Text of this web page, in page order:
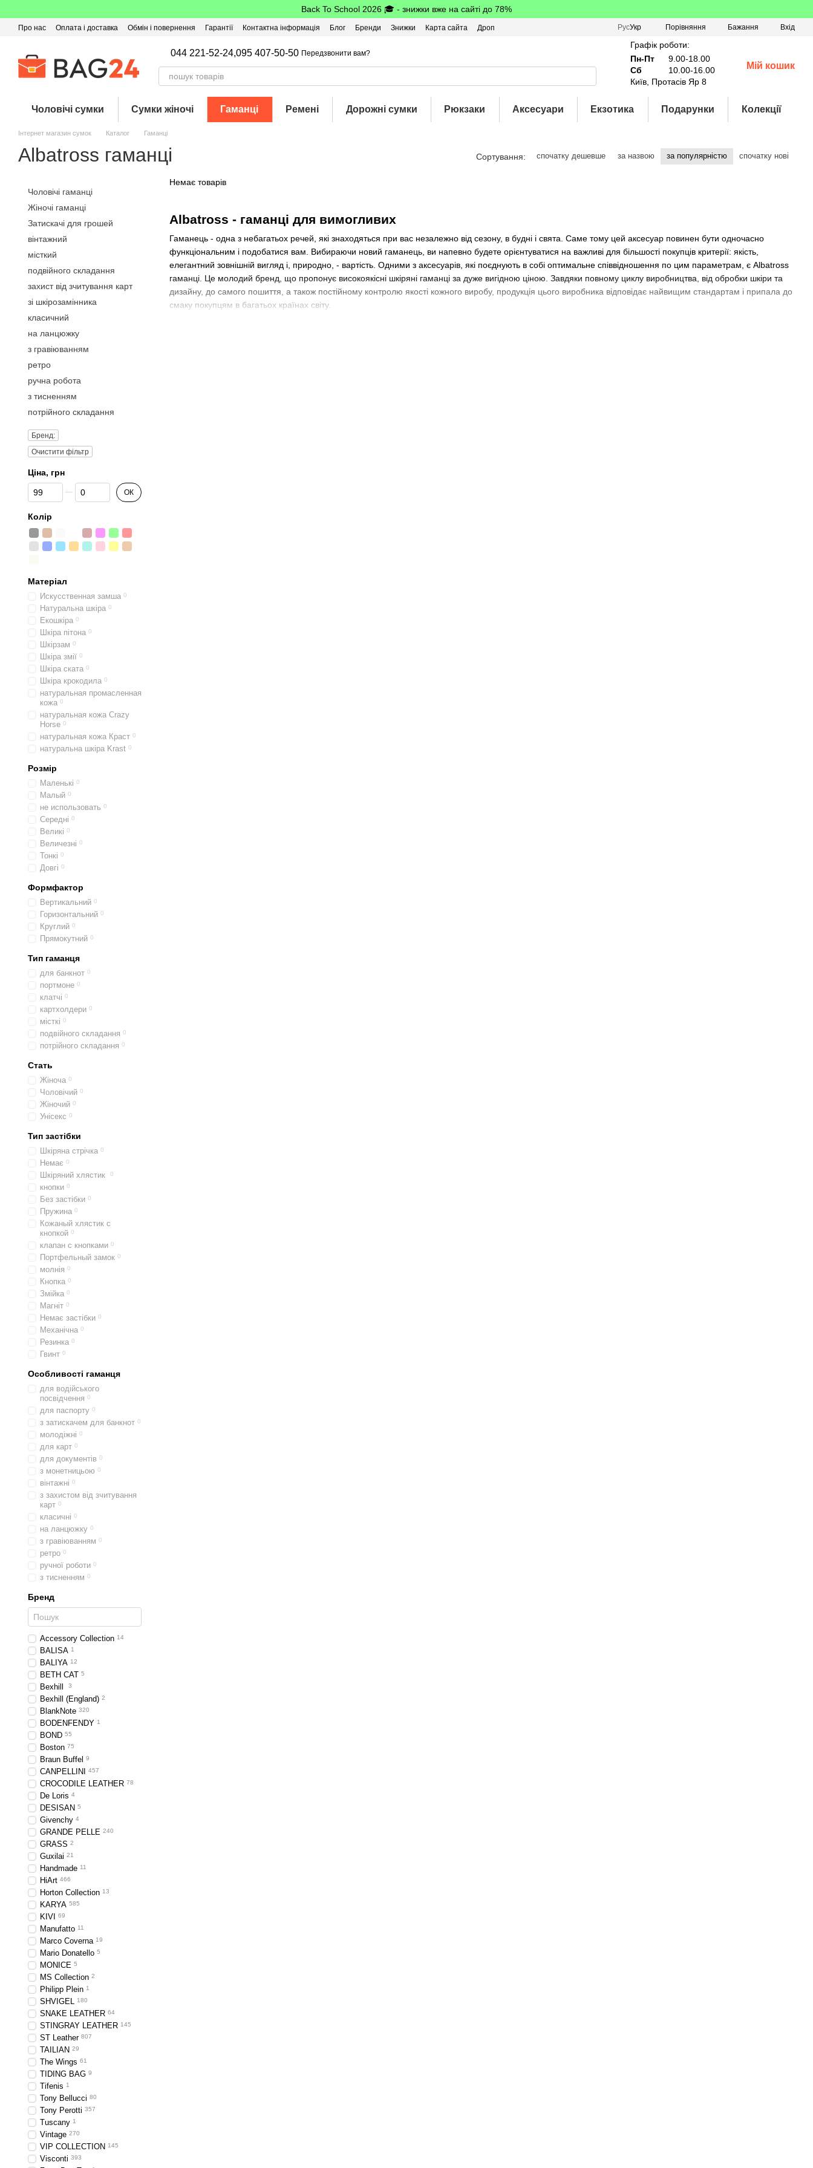
Back To School 2026 🎓 - знижки вже на сайті до 78%
Про нас Оплата і доставка Обмін і повернення Гарантії Контактна інформація Блог Бренди Знижки Карта сайта
Дроп
РусУкр Порівняння Бажання Вхід
044 221-52-24,095 407-50-50 Передзвонити вам?
Графік роботи:
Пн-Пт
9.00-18.00
Сб
10.00-16.00
Київ, Протасів Яр 8
Мій кошик
Чоловічі сумки Сумки жіночі Гаманці Ремені Дорожні сумки Рюкзаки Аксесуари Екзотика Подарунки Колекції
Інтернет магазин сумок Каталог Гаманці
Albatross гаманці Сортування: спочатку дешевше за назвою за популярністю спочатку нові
Albatross - гаманці для вимогливих
Гаманець - одна з небагатьох речей, які знаходяться при вас незалежно від сезону, в будні і свята. Саме тому цей аксесуар повинен бути одночасно
функціональним і подобатися вам. Вибираючи новий гаманець, ви напевно будете орієнтуватися на важливі для більшості покупців критерії: якість,
елегантний зовнішній вигляд і, природно, - вартість. Одними з аксесуарів, які поєднують в собі оптимальне співвідношення по цим параметрам, є Albatross
гаманці. Це молодий бренд, що пропонує високоякісні шкіряні гаманці за дуже вигідною ціною. Завдяки повному циклу виробництва, від обробки шкіри та
дизайну, до самого пошиття, а також постійному контролю якості кожного виробу, продукція цього виробника відповідає найвищим стандартам і припала до
смаку покупцям в багатьох країнах світу.
Немає товарів
Чоловічі гаманці
Жіночі гаманці
Затискачі для грошей
вінтажний
місткий
подвійного складання
захист від зчитування карт
зі шкірозамінника
класичний
на ланцюжку
з гравіюванням
ретро
ручна робота
з тисненням
потрійного складання
Бренд:
Очистити фільтр
Ціна, грн
Від Ціна, грн
До Ціна, грн ОК
Колір
Матеріал
Искусственная замша 0
Натуральна шкіра 0
Екошкіра 0
Шкіра пітона 0
Шкірзам 0
Шкіра змії 0
Шкіра ската 0
Шкіра крокодила 0
натуральная промасленная
кожа 0
натуральная кожа Crazy
Horse 0
натуральная кожа Краст 0
натуральна шкіра Krast 0
Розмір
Маленькі 0
Малый 0
не использовать 0
Середні 0
Великі 0
Величезні 0
Тонкі 0
Довгі 0
Формфактор
Вертикальний 0
Горизонтальний 0
Круглий 0
Прямокутний 0
Тип гаманця
для банкнот 0
портмоне 0
клатчі 0
картхолдери 0
місткі 0
подвійного складання 0
потрійного складання 0
Стать
Жіноча 0
Чоловічий 0
Жіночий 0
Унісекс 0
Тип застібки
Шкіряна стрічка 0
Немає 0
Шкіряний хлястик 0
кнопки 0
Без застібки 0
Пружина 0
Кожаный хлястик с
кнопкой 0
клапан с кнопками 0
Портфельный замок 0
молнія 0
Кнопка 0
Змійка 0
Магніт 0
Немає застібки 0
Механічна 0
Резинка 0
Гвинт 0
Особливості гаманця
для водійського
посвідчення 0
для паспорту 0
з затискачем для банкнот 0
молодіжні 0
для карт 0
для документів 0
з монетницьою 0
вінтажні 0
з захистом від зчитування
карт 0
класичні 0
на ланцюжку 0
з гравіюванням 0
ретро 0
ручної роботи 0
з тисненням 0
Бренд
Accessory Collection 14
BALISA 1
BALIYA 12
BETH CAT 5
Bexhill 3
Bexhill (England) 2
BlankNote 320
BODENFENDY 1
BOND 55
Boston 75
Braun Buffel 9
CANPELLINI 457
CROCODILE LEATHER 78
De Loris 4
DESISAN 5
Givenchy 4
GRANDE PELLE 240
GRASS 2
Guxilai 21
Handmade 11
HiArt 466
Horton Collection 13
KARYA 585
KIVI 69
Manufatto 11
Marco Coverna 19
Mario Donatello 5
MONICE 5
MS Collection 2
Philipp Plein 1
SHVIGEL 180
SNAKE LEATHER 64
STINGRAY LEATHER 145
ST Leather 807
TAILIAN 29
The Wings 61
TIDING BAG 9
Tifenis 1
Tony Bellucci 80
Tony Perotti 357
Tuscany 1
Vintage 270
VIP COLLECTION 145
Visconti 393